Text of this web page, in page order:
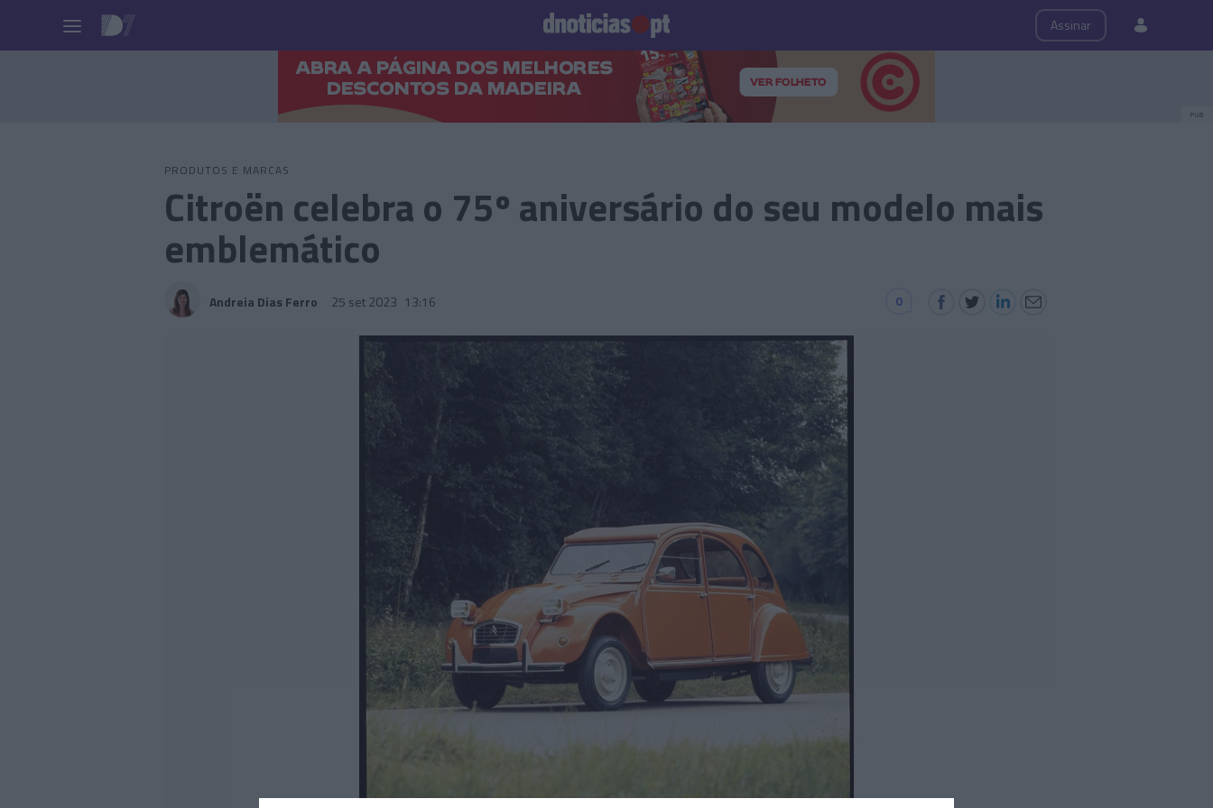
Assinar
Palavras Produto e Marcas
PUB
PRODUTOS E MARCAS
Citroën celebra o 75º aniversário do seu modelo mais
emblemático
Andreia Dias Ferro 25 set 2023 13:16 0